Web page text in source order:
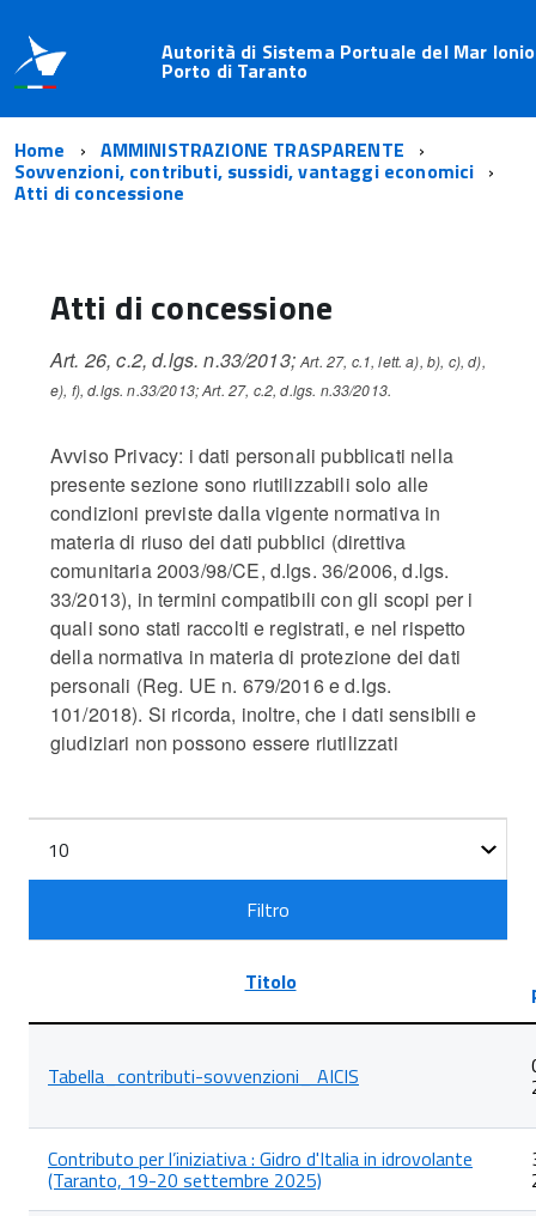
Autorità di Sistema Portuale del Mar
Porto di Taranto
Home AMMINISTRAZIONE TRASPARENTE
Sovvenzioni, contributi, sussidi, vantaggi economici
Atti di concessione
Atti di concessione
Art. 26, c.2, d.lgs. n.33/2013;Art. 27, c.1, lett. a), b), c), d),
e), f), d.lgs. n.33/2013;Art. 27, c.2, d.lgs. n.33/2013.
Avviso Privacy: i dati personali pubblicati nella
presente sezione sono riutilizzabili solo alle
condizioni previste dalla vigente normativa in
materia di riuso dei dati pubblici (direttiva
comunitaria 2003/98/CE, d.lgs. 36/2006, d.lgs.
33/2013), in termini compatibili con gli scopi per i
quali sono stati raccolti e registrati, e nel rispetto
della normativa in materia di protezione dei dati
personali (Reg. UE n. 679/2016 e d.lgs.
101/2018). Si ricorda, inoltre, che i dati sensibili e
giudiziari non possono essere riutilizzati
Filtri
Filtro
articoli
categoria
concessione
Titolo
Tabella_contributi-sovvenzioni_ AICIS
Contributo per l’iniziativa : Gidro d'Italia in idrovolante
(Taranto, 19-20 settembre 2025)